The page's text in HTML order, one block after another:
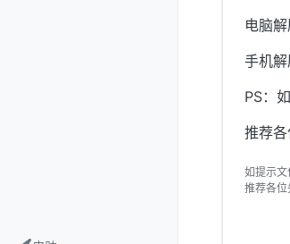
电脑
手机解
PS：
推荐
如提示
推荐各位